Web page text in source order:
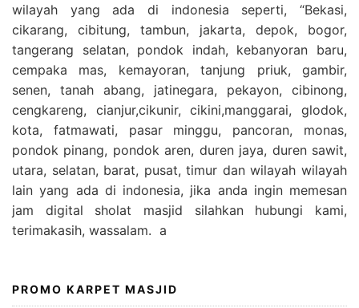
wilayah yang ada di indonesia seperti, “Bekasi,
cikarang, cibitung, tambun, jakarta, depok, bogor,
tangerang selatan, pondok indah, kebanyoran baru,
cempaka mas, kemayoran, tanjung priuk, gambir,
senen, tanah abang, jatinegara, pekayon, cibinong,
cengkareng, cianjur,cikunir, cikini,manggarai, glodok,
kota, fatmawati, pasar minggu, pancoran, monas,
pondok pinang, pondok aren, duren jaya, duren sawit,
utara, selatan, barat, pusat, timur dan wilayah wilayah
lain yang ada di indonesia, jika anda ingin memesan
jam digital sholat masjid silahkan hubungi kami,
terimakasih, wassalam. a
PROMO KARPET MASJID